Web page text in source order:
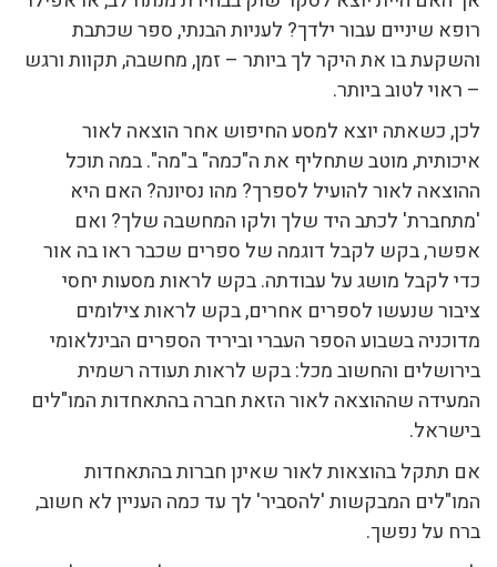
רופא שיניים עבור ילדך? לעניות הבנתי, ספר שכתבת
והשקעת בו את היקר לך ביותר – זמן, מחשבה, תקוות ורגש
– ראוי לטוב ביותר.
לכן, כשאתה יוצא למסע החיפוש אחר הוצאה לאור
איכותית, מוטב שתחליף את ה"כמה" ב"מה". במה תוכל
ההוצאה לאור להועיל לספרך? מהו נסיונה? האם היא
'מתחברת' לכתב היד שלך ולקו המחשבה שלך? ואם
אפשר, בקש לקבל דוגמה של ספרים שכבר ראו בה אור
כדי לקבל מושג על עבודתה. בקש לראות מסעות יחסי
ציבור שנעשו לספרים אחרים, בקש לראות צילומים
מדוכניה בשבוע הספר העברי וביריד הספרים הבינלאומי
בירושלים והחשוב מכל: בקש לראות תעודה רשמית
המעידה שההוצאה לאור הזאת חברה בהתאחדות המו"לים
בישראל.
אם תתקל בהוצאות לאור שאינן חברות בהתאחדות
המו"לים המבקשות 'להסביר' לך עד כמה העניין לא חשוב,
ברח על נפשך.